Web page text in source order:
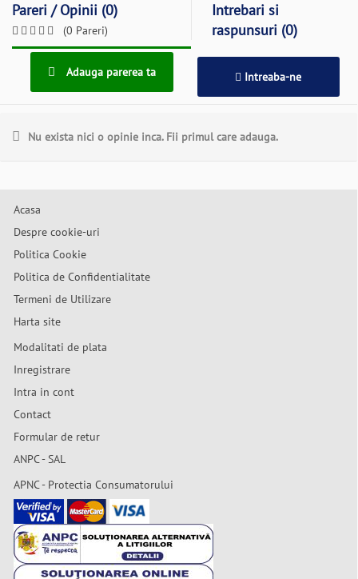
Pareri / Opinii (0)
(0 Pareri)
Intrebari si
raspunsuri (0)
Adauga parerea ta Intreaba-ne
Nu exista nici o opinie inca. Fii primul care adauga.
Acasa
Despre cookie-uri
Politica Cookie
Politica de Confidentialitate
Termeni de Utilizare
Harta site
Modalitati de plata
Inregistrare
Intra in cont
Contact
Formular de retur
ANPC - SAL
APNC - Protectia Consumatorului